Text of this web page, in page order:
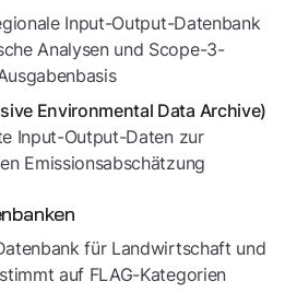
Input-Output-Datenbank
Analysen und Scope-3-
Environmental Data Archive)
Input-Output-Daten zur
Emissionsabschätzung
für Landwirtschaft und
auf FLAG-Kategorien